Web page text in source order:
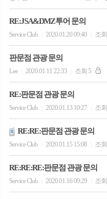
RE:JSA&DMZ투어 문의
Service Club 2020.01.20 09:40 조
판문점 관광 문의
Lee 2020.01.11 22:33 조회 5
RE:판문점 관광 문의
Service Club 2020.01.13 10:27 조
RE:RE:판문점 관광 문의
Service Club 2020.01.15 15:08 조
RE:RE:RE:판문점 관광 문의
Service Club 2020.01.16 09:29 조